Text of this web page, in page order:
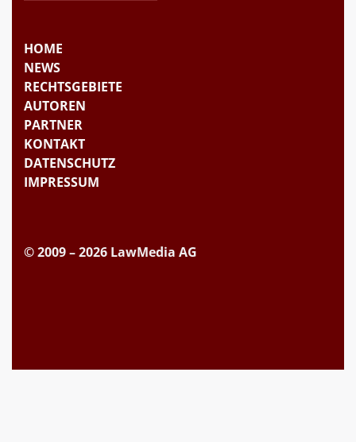
HOME
NEWS
RECHTSGEBIETE
AUTOREN
PARTNER
KONTAKT
DATENSCHUTZ
IMPRESSUM
© 2009 – 2026 LawMedia AG